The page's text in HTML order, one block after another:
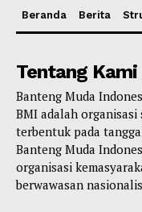
Beranda Berita
Tentang Kami
Banteng Muda
BMI adalah
terbentuk pada
Banteng Muda
organisasi
berwawasan